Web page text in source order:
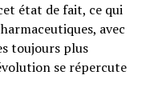
état de fait, ce qui
avec
toujours plus
se répercute